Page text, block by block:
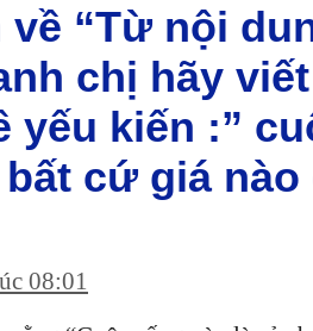
về “Từ nội
chị hãy
yếu kiến :”
cứ giá nào
08:01